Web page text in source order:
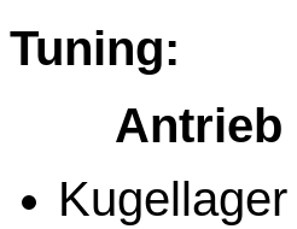
Tuning:
Antrieb
Kugellager